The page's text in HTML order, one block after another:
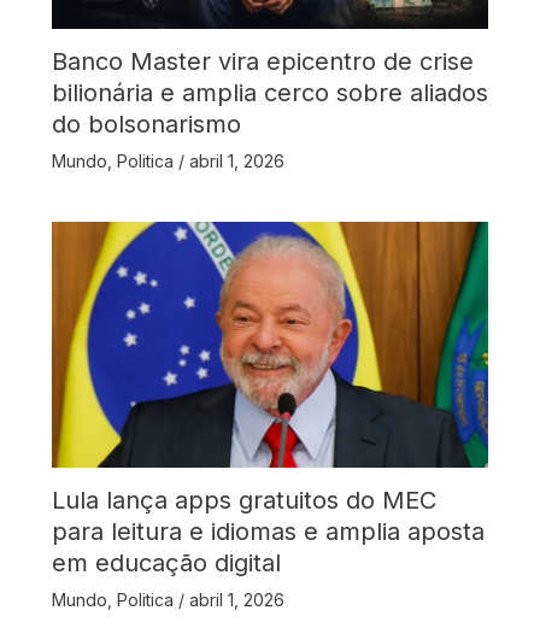
Banco Master vira epicentro de crise
bilionária e amplia cerco sobre aliados
do bolsonarismo
Mundo Politica / abril 1, 2026
Lula lança apps gratuitos do MEC
para leitura e idiomas e amplia aposta
em educação digital
Mundo Politica / abril 1, 2026